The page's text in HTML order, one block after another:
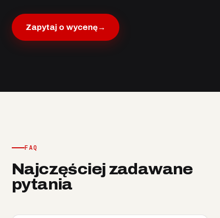
Zapytaj o wycenę→
FAQ
Najczęściej zadawane
pytania